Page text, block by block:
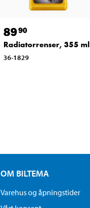
8990
Radiatorrenser, 355 ml
36-1829
OM BILTEMA
Varehus og åpningstider